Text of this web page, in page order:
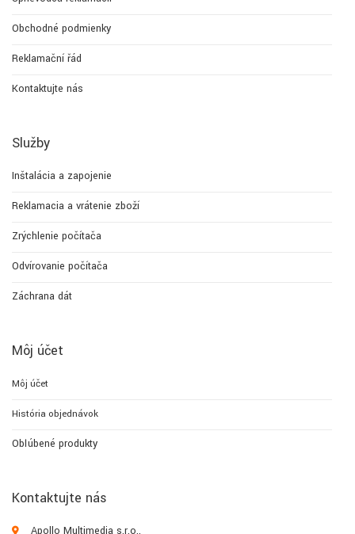
Obchodné podmienky
Reklamační řád
Kontaktujte nás
Služby
Inštalácia a zapojenie
Reklamacia a vrátenie zboží
Zrýchlenie počítača
Odvírovanie počítača
Záchrana dát
Môj účet
Môj účet
História objednávok
Obľúbené produkty
Kontaktujte nás
Apollo Multimedia s.r.o.,